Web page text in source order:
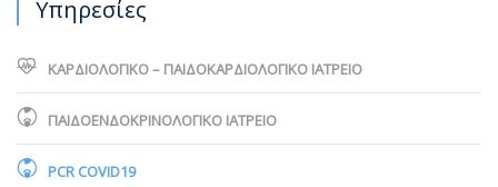
Υπηρεσίες
ΚΑΡΔΙΟΛΟΓΙΚΟ – ΠΑΙΔΟΚΑΡΔΙΟΛΟΓΙΚΟ ΙΑΤΡΕΙΟ
ΠΑΙΔΟΕΝΔΟΚΡΙΝΟΛΟΓΙΚΟ ΙΑΤΡΕΙΟ
PCR COVID19